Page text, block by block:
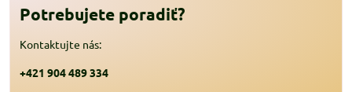
Potrebujete poradiť?
Kontaktujte nás:
+421 904 489 334